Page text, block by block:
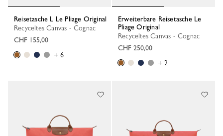
Reisetasche L Le Pliage Original
Recyceltes Canvas - Cognac
CHF 155,00
+ 6
Erweiterbare Reisetasche Le
Pliage Original
Recyceltes Canvas - Cognac
CHF 250,00
+ 2